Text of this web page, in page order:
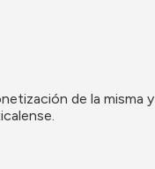
de la misma y